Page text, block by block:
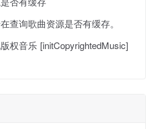
查询歌曲资源是否有缓存。
权音乐 [initCopyrightedMusic]